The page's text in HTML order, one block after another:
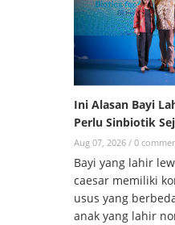
Ini Alasan Bayi
Perlu Sinbiotik
Aug 07, 2026 / 0
Bayi yang lahir
caesar memiliki
usus yang
anak yang lahir